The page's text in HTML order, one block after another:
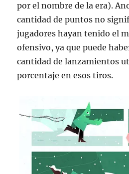
por el nombre de la era).
cantidad de puntos no
jugadores hayan tenido el
ofensivo, ya que puede
cantidad de lanzamientos
porcentaje en esos tiros.